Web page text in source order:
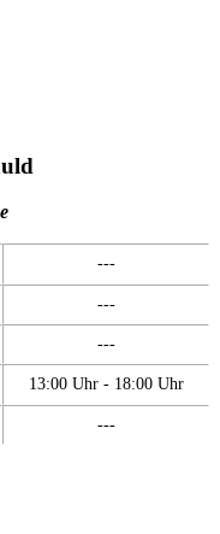
---
---
---
13:00 Uhr - 18:00 Uhr
---